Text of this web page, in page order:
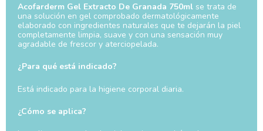
Acofarderm Gel Extracto De Granada 750ml se trata de
una solución en gel comprobado dermatológicamente
elaborado con ingredientes naturales que te dejarán la piel
completamente limpia, suave y con una sensación muy
agradable de frescor y aterciopelada.
¿Para qué está indicado?
Está indicado para la higiene corporal diaria.
¿Cómo se aplica?